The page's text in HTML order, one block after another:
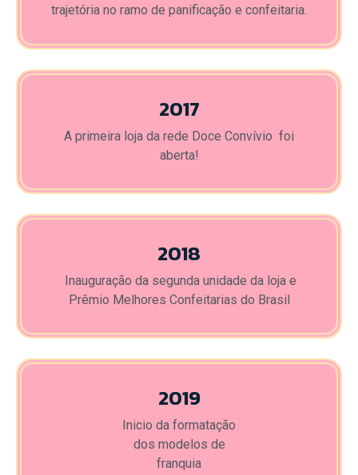
trajetória no ramo de panificação e confeitaria.
2017
A primeira loja da rede Doce Convívio foi
aberta!
2018
Inauguração da segunda unidade da loja e
Prêmio Melhores Confeitarias do Brasil
2019
Inicio da formatação
dos modelos de
franquia